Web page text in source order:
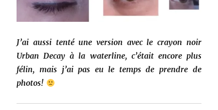
J’ai aussi tenté une version avec le crayon noir
Urban Decay à la waterline, c’était encore plus
félin, mais j’ai pas eu le temps de prendre de
photos!